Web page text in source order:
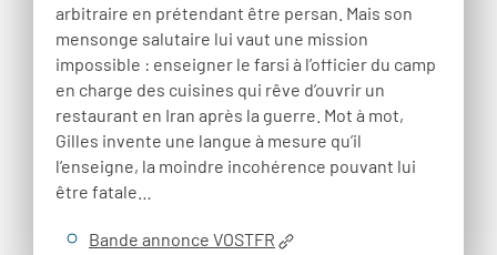
arbitraire en prétendant être persan. Mais son
mensonge salutaire lui vaut une mission
impossible : enseigner le farsi à l’officier du camp
en charge des cuisines qui rêve d’ouvrir un
restaurant en Iran après la guerre. Mot à mot,
Gilles invente une langue à mesure qu’il
l’enseigne, la moindre incohérence pouvant lui
être fatale…
Bande annonce VOSTFR